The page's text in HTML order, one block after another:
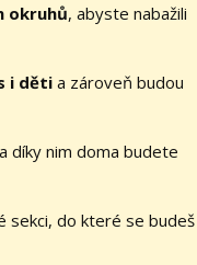
okruhů, abyste nabažili
i dětia zároveň budou
díky nim doma budete
sekci, do které se budeš